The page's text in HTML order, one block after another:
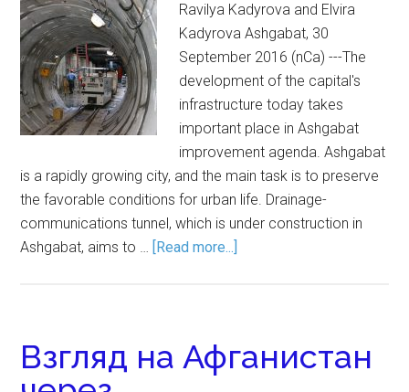
Ravilya Kadyrova and Elvira
Kadyrova Ashgabat, 30
September 2016 (nCa) ---The
development of the capital's
infrastructure today takes
important place in Ashgabat
improvement agenda. Ashgabat
is a rapidly growing city, and the main task is to preserve
the favorable conditions for urban life. Drainage-
communications tunnel, which is under construction in
Ashgabat, aims to … [Read more...]
Взгляд на Афганистан